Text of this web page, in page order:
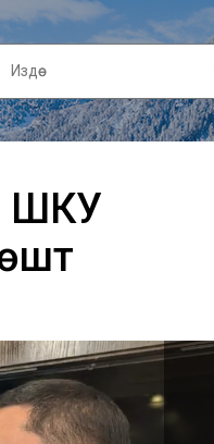
ШКУ